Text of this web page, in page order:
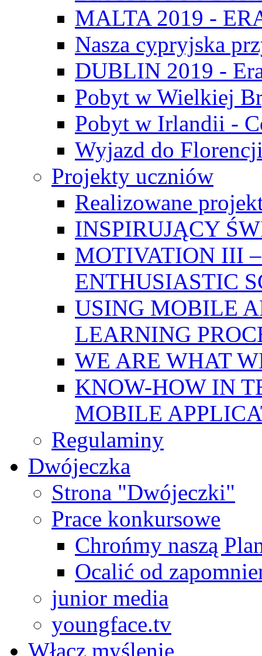
MALTA 2019 -
Nasza cypryjska
DUBLIN 2019 -
Pobyt w Wielkiej
Pobyt w Irlandii -
Wyjazd do
Projekty uczniów
Realizowane
INSPIRUJĄCY
MOTIVATION III
ENTHUSIASTIC
USING MOBILE
LEARNING
WE ARE WHAT
KNOW-HOW IN
MOBILE
Regulaminy
Dwójeczka
Strona "Dwójeczki"
Prace konkursowe
Chrońmy naszą
Ocalić od
junior media
youngface.tv
Włącz myślenie